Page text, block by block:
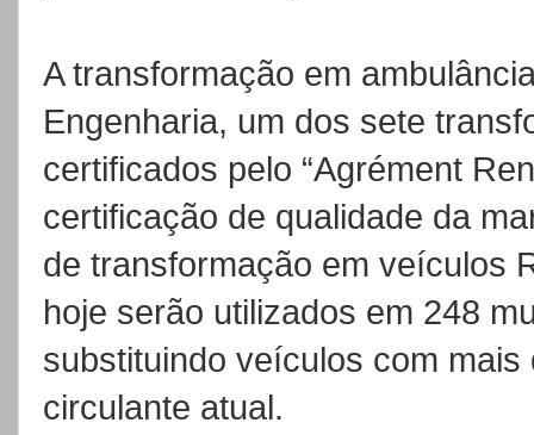
A transformação em
Engenharia, um dos sete
certificados pelo “Agrément
certificação de qualidade da
de transformação em veículos
hoje serão utilizados em 248
substituindo veículos com
circulante atual.